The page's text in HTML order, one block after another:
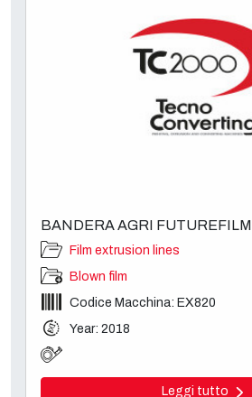
BANDERA AGRI FUTUREFILM
Film extrusion lines
Blown film
Codice Macchina: EX820
Year: 2018
Leggi tutto